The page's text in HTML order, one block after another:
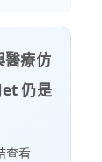
醫療仿
仍是
查看